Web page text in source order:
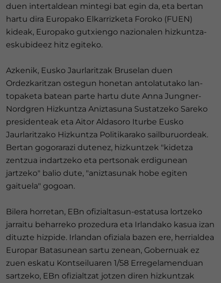
duen intertaldean mintegi bat egin da, eta bertan
hartu dira Europako Elkarrizketa Foroko (FUEN)
kideak, Europako gutxiengo nazionalen hizkuntza-
eskubideez hitz egiteko.
Azkenik, Eusko Jaurlaritzak Bruselan duen
Ordezkaritzan ostegun honetan antolatutako lan-
topaketa batean parte hartu dute Anna Jungner-
Nordgren Hizkuntza Aniztasuna Sustatzeko Sareko
presidenteak eta Aitor Aldasoro Iturbe Eusko
Jaurlaritzako Hizkuntza Politikarako sailburuordeak.
Bertan gogorarazi dutenez, hizkuntzek "kidetza
zentzua indartzeko eta pertsonak erdigunean
jartzeko" balio dute, "aniztasunak hobe egiten
gaituela" gogoan.
Bilera horretan, EBn ofizialtasun-estatusa lortzeko
jarraitu beharreko prozedura eta Irlandako kasua izan
dituzte hizpide. Irlandan ofiziala bazen ere, herrialdea
Europar Batasunean sartu zenean, Gobernuak ez
zuen eskatu Kontseiluaren 1/58 Erregelamenduan
sartzeko, EBn ofizialtzat jotzen diren hizkuntzak